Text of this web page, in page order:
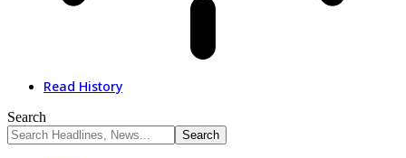
Read History
Search